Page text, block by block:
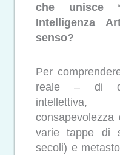
che unisce
Intelligenza
senso?
Per
reale – di
varie tappe di
secoli) e